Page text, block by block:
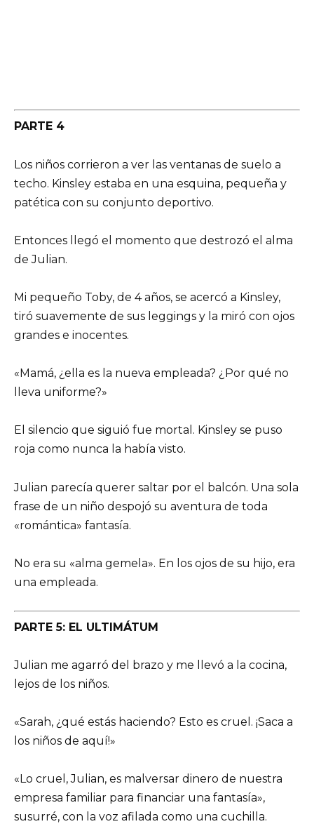
PARTE 4
Los niños corrieron a ver las ventanas de suelo a
techo. Kinsley estaba en una esquina, pequeña y
patética con su conjunto deportivo.
Entonces llegó el momento que destrozó el alma
de Julian.
Mi pequeño Toby, de 4 años, se acercó a Kinsley,
tiró suavemente de sus leggings y la miró con ojos
grandes e inocentes.
«Mamá, ¿ella es la nueva empleada? ¿Por qué no
lleva uniforme?»
El silencio que siguió fue mortal. Kinsley se puso
roja como nunca la había visto.
Julian parecía querer saltar por el balcón. Una sola
frase de un niño despojó su aventura de toda
«romántica» fantasía.
No era su «alma gemela». En los ojos de su hijo, era
una empleada.
PARTE 5: EL ULTIMÁTUM
Julian me agarró del brazo y me llevó a la cocina,
lejos de los niños.
«Sarah, ¿qué estás haciendo? Esto es cruel. ¡Saca a
los niños de aquí!»
«Lo cruel, Julian, es malversar dinero de nuestra
empresa familiar para financiar una fantasía»,
susurré, con la voz afilada como una cuchilla.